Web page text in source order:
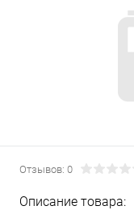
Отзывов: 0
Описание товара: